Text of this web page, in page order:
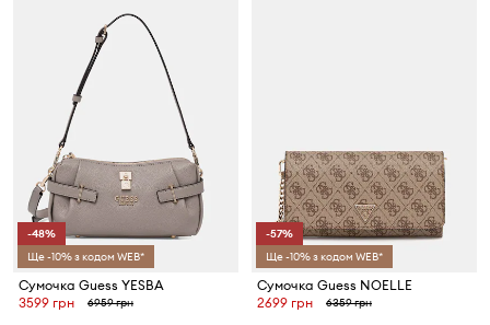
-48%
Ще -10% з кодом WEB*
Сумочка Guess YESBA
3599 грн
6959 грн
-57%
Ще -10% з кодом WEB*
Сумочка Guess NOELLE
2699 грн
6359 грн